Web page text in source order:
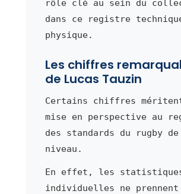
rôle clé au sein du
dans ce registre
physique.
Les chiffres
de Lucas Tauzin
Certains chiffres
mise en perspective au
des standards du rugby
niveau.
En effet, les
individuelles ne